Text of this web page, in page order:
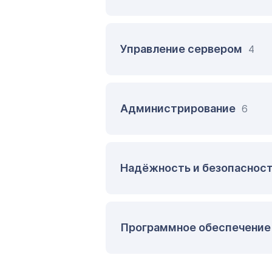
Управление сервером 4
Администрирование 6
Надёжность и
Программное обеспечение